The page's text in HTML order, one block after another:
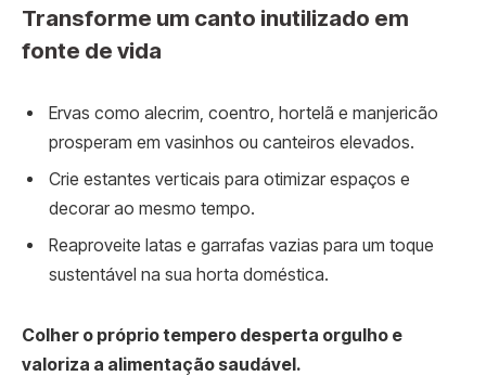
Transforme um canto inutilizado em
fonte de vida
Ervas como alecrim, coentro, hortelã e manjericão
prosperam em vasinhos ou canteiros elevados.
Crie estantes verticais para otimizar espaços e
decorar ao mesmo tempo.
Reaproveite latas e garrafas vazias para um toque
sustentável na sua horta doméstica.
Colher o próprio tempero desperta orgulho e
valoriza a alimentação saudável.